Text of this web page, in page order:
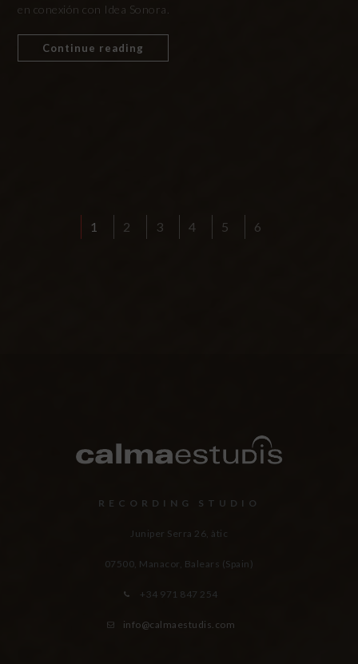
en conexión con Idea Sonora.
Continue reading
1 2 3 4 5 6
RECORDING STUDIO
Juniper Serra 26, àtic
07500, Manacor, Balears (Spain)
+34 971 847 254
info@calmaestudis.com